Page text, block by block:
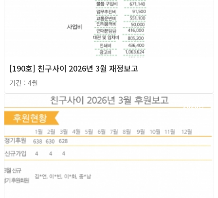
[190호] 친구사이 2026년 3월 재정보고
기간 : 4월
2026년